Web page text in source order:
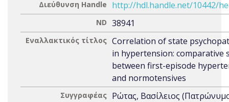
Διεύθυνση Handle http://hdl.handle.net/10442/
ND 38941
Εναλλακτικός τίτλος Correlation of state
in hypertension: comparative
between first-episode
and normotensives
Συγγραφέας Ρώτας, Βασίλειος